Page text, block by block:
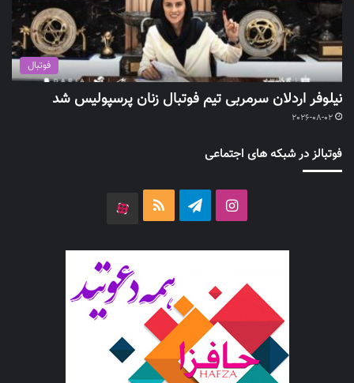
فوتبال
نیلوفر اردلان سرمربی تیم فوتبال زنان پرسپولیس شد
2026-08-02
فوتبالز در شبکه های اجتماعی
اینستاگرامتلگرام خوراک